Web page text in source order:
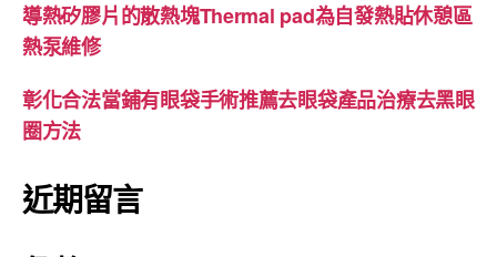
導熱矽膠片的散熱塊Thermal pad為自發熱貼休憩區
熱泵維修
彰化合法當鋪有眼袋手術推薦去眼袋產品治療去黑眼
圈方法
近期留言